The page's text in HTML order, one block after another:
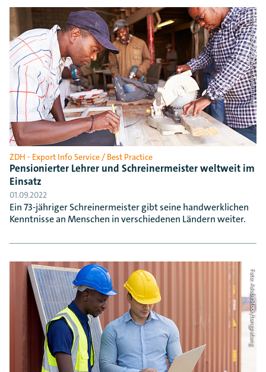
Foto: AdobeStock/Monkey Business
ZDH - Export Info Service / Best Practice
Pensionierter Lehrer und Schreinermeister weltweit im
Einsatz
01.09.2022
Ein 73-jähriger Schreinermeister gibt seine handwerklichen
Kenntnisse an Menschen in verschiedenen Ländern weiter.
Foto: AdobeStock/tongpatong